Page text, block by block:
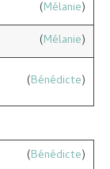
(Mélanie)
(Mélanie)
(Bénédicte)
(Bénédicte)